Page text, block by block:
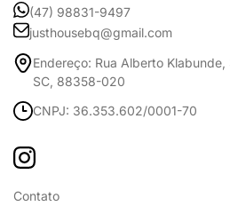
(47) 98831-9497
justhousebq@gmail.com
Endereço: Rua Alberto
SC, 88358-020
CNPJ: 36.353.602/0001-70
Contato